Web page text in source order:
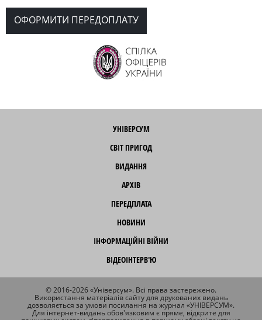
ОФОРМИТИ ПЕРЕДОПЛАТУ
УНІВЕРСУМ
СВІТ ПРИГОД
ВИДАННЯ
АРХІВ
ПЕРЕДПЛАТА
НОВИНИ
ІНФОРМАЦІЙНІ ВІЙНИ
ВІДЕОІНТЕРВ'Ю
© 2016-2026 «Універсум». Всі права застережено.
Використання матеріалів сайту для друкованих видань
дозволяється за умови посилання на журнал «УНІВЕРСУМ».
Для інтернет-видань обов'язковим є пряме, відкрите для